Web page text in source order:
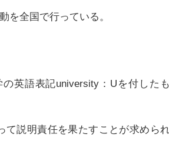
を全国で行っている。
英語表記university：Uを付したも
て説明責任を果たすことが求めら